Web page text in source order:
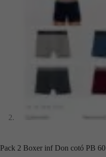
Pack 2 Boxer inf Don cotó PB 60